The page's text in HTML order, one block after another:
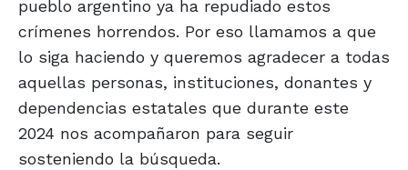
pueblo argentino ya ha repudiado estos
crímenes horrendos. Por eso llamamos a que
lo siga haciendo y queremos agradecer a todas
aquellas personas, instituciones, donantes y
dependencias estatales que durante este
2024 nos acompañaron para seguir
sosteniendo la búsqueda.